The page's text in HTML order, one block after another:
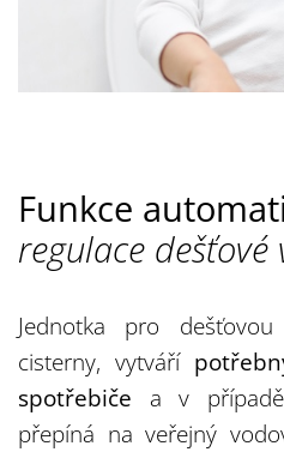
Funkce
regulace dešťové
Jednotka pro
cisterny, vytváří
spotřebiče a v
přepíná na veřejný